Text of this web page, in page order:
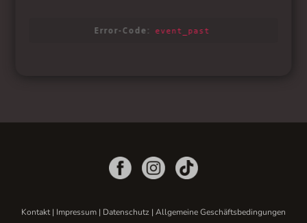
Kontakt| Impressum | Datenschutz | Allgemeine Geschäftsbedingungen